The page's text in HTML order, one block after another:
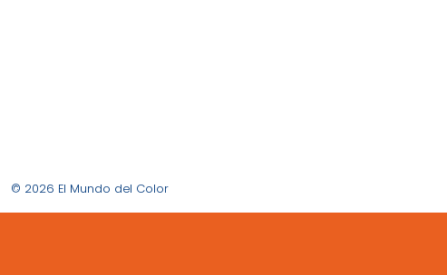
© 2026 El Mundo del Color